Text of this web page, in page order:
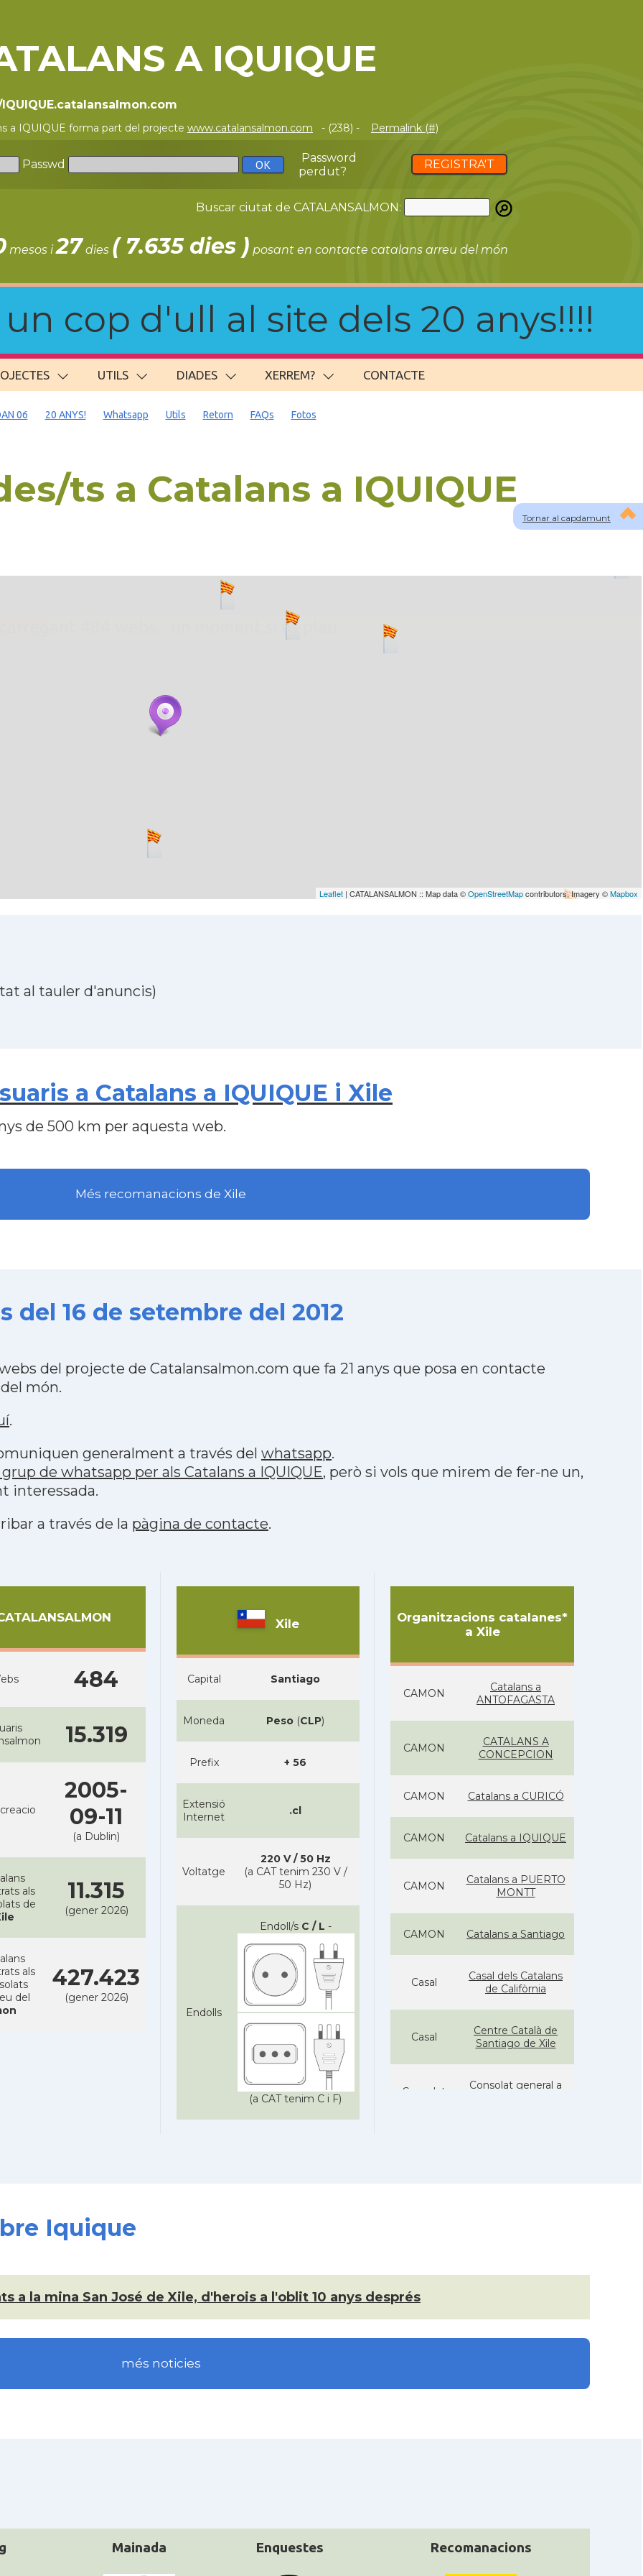
A IQUIQUE
a IQUIQUE forma part del projecte www.catalansalmon.com - (238) - Permalink (#)
Passwd
Password
perdut?
REGISTRA'T
Buscar ciutat de CATALANSALMON:
mesos i27 dies ( 7.635 dies ) posant en contacte catalans arreu del món
cop d'ull al site dels 20 anys!!!!
UTILS DIADES XERREM? CONTACTE
Tornar al capdamunt
06 20 ANYS! Whatsapp Utils Retorn FAQs Fotos
ts a Catalans a IQUIQUE
carregant 484 webs... un moment si us plau
Leaflet | CATALANSALMON :: Map data ©OpenStreetMapcontributors, Imagery ©Mapbox
al tauler d'anuncis)
a Catalans a IQUIQUE i Xile
de 500 km per aquesta web.
Més recomanacions de Xile
del 16 de setembre del 2012
del projecte de Catalansalmon.com que fa 21 anys que posa en contacte
món.
.
generalment a través del whatsapp.
de whatsapp per als Catalans a IQUIQUE, però si vols que mirem de fer-ne un,
interessada.
a través de la pàgina de contacte.
484
15.319
2005-
09-11
(a Dublin)
als
de
11.315
(gener 2026)
als
del
427.423
(gener 2026)
Xile
Capital Santiago
Moneda Peso (CLP)
Prefix + 56
Extensió
Internet
.cl
Voltatge
220 V / 50 Hz
(a CAT tenim 230 V /
50 Hz)
Endolls
Endoll/s C / L -
(a CAT tenim C i F)
Organitzacions catalanes*
a Xile
CAMON
Catalans a
ANTOFAGASTA
CAMON
CATALANS A
CONCEPCION
CAMON Catalans a CURICÓ
CAMON Catalans a IQUIQUE
CAMON
Catalans a PUERTO
MONTT
CAMON Catalans a Santiago
Casal
Casal dels Catalans
de Califòrnia
Casal
Centre Català de
Santiago de Xile
Consolat
Consolat general a
Iquique
a la mina San José de Xile, d'herois a l'oblit 10 anys després
més noticies
Mainada Enquestes Recomanacions